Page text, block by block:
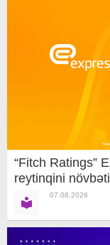
“Fitch Ratings”
reytinqini
07.08.2026